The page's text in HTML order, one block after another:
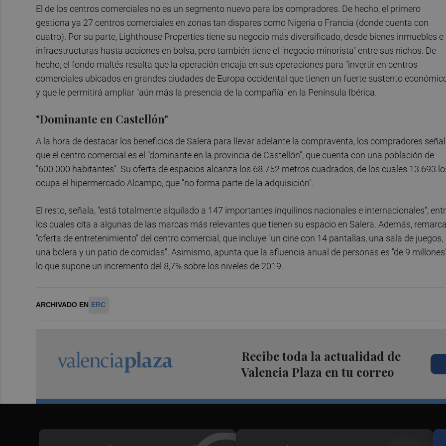
El de los centros comerciales no es un segmento nuevo para los compradores. De hecho, el primero
gestiona ya 27 centros comerciales en zonas tan dispares como Nigeria o Francia (donde cuenta con
cuatro). Por su parte, Lighthouse Properties tiene su negocio más diversificado, desde bienes inmuebles e
infraestructuras hasta acciones en bolsa, pero también tiene el "negocio minorista" entre sus nichos. De
hecho, el fondo maltés resalta que la operación encaja en sus operaciones para "invertir en centros
comerciales ubicados en grandes ciudades de Europa occidental que tienen un fuerte sustento
y que le permitirá ampliar "aún más la presencia de la compañía" en la Península Ibérica.
"Dominante en Castellón"
A la hora de destacar los beneficios de Salera para llevar adelante la compraventa, los compradores
que el centro comercial es el "dominante en la provincia de Castellón", que cuenta con una población de
"600.000 habitantes". Su oferta de espacios alcanza los 68.752 metros cuadrados, de los cuales 13.693
ocupa el hipermercado Alcampo, que "no forma parte de la adquisición".
El resto, señala, "está totalmente alquilado a 147 importantes inquilinos nacionales e internacionales",
los cuales cita a algunas de las marcas más relevantes que tienen su espacio en Salera. Además,
"oferta de entretenimiento" del centro comercial, que incluye "un cine con 14 pantallas, una sala de juegos,
una bolera y un patio de comidas". Asimismo, apunta que la afluencia anual de personas es "de 9
lo que supone un incremento del 8,7% sobre los niveles de 2019.
ARCHIVADO EN ERC
Recibe toda la actualidad de
Valencia Plaza en tu correo